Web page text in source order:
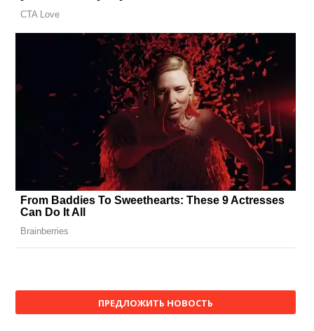
ПРЕДЛОЖИТЬ НОВОСТЬ